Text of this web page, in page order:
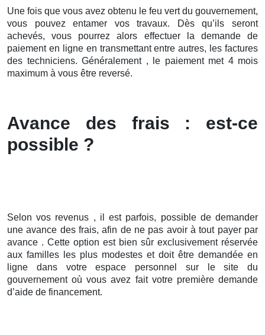
Une fois que vous avez obtenu le feu vert du gouvernement,
vous pouvez entamer vos travaux. Dès qu’ils seront
achevés, vous pourrez alors effectuer la demande de
paiement en ligne en transmettant entre autres, les factures
des techniciens. Généralement , le paiement met 4 mois
maximum à vous être reversé.
Avance des frais : est-ce
possible ?
Selon vos revenus , il est parfois, possible de demander
une avance des frais, afin de ne pas avoir à tout payer par
avance . Cette option est bien sûr exclusivement réservée
aux familles les plus modestes et doit être demandée en
ligne dans votre espace personnel sur le site du
gouvernement où vous avez fait votre première demande
d’aide de financement.